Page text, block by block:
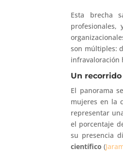
Esta brecha
profesionales,
son múltiples:
infravaloración
Un
El panorama
mujeres en la
representar
el porcentaje
su presencia
científico (